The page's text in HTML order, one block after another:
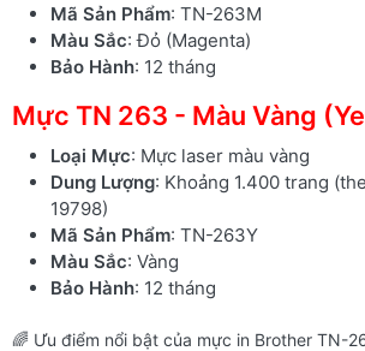
Mã Sản Phẩm: TN-263M
Màu Sắc: Đỏ (Magenta)
Bảo Hành: 12 tháng
Mực TN 263 - Màu Vàng
Loại Mực: Mực laser màu vàng
Dung Lượng: Khoảng 1.400 trang
19798)
Mã Sản Phẩm: TN-263Y
Màu Sắc: Vàng
Bảo Hành: 12 tháng
🌈 Ưu điểm nổi bật của mực in Brother TN-